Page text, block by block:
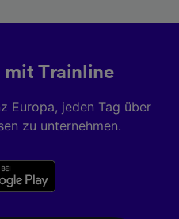
mit Trainline
Europa, jeden Tag über
zu unternehmen.